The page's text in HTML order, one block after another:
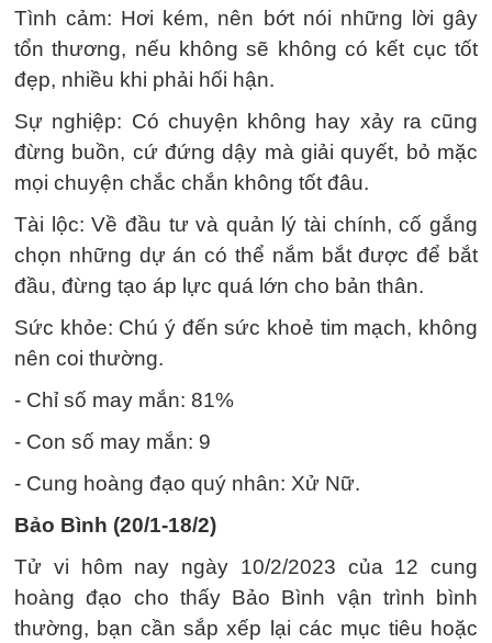
Tình cảm: Hơi kém, nên bớt nói những lời gây
tổn thương, nếu không sẽ không có kết cục tốt
đẹp, nhiều khi phải hối hận.
Sự nghiệp: Có chuyện không hay xảy ra cũng
đừng buồn, cứ đứng dậy mà giải quyết, bỏ mặc
mọi chuyện chắc chắn không tốt đâu.
Tài lộc: Về đầu tư và quản lý tài chính, cố gắng
chọn những dự án có thể nắm bắt được để bắt
đầu, đừng tạo áp lực quá lớn cho bản thân.
Sức khỏe: Chú ý đến sức khoẻ tim mạch, không
nên coi thường.
- Chỉ số may mắn: 81%
- Con số may mắn: 9
- Cung hoàng đạo quý nhân: Xử Nữ.
Bảo Bình (20/1-18/2)
Tử vi hôm nay ngày 10/2/2023 của 12 cung
hoàng đạo cho thấy Bảo Bình vận trình bình
thường, bạn cần sắp xếp lại các mục tiêu hoặc